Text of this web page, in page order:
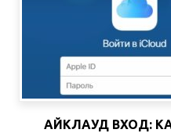
АЙКЛАУД ВХОД: